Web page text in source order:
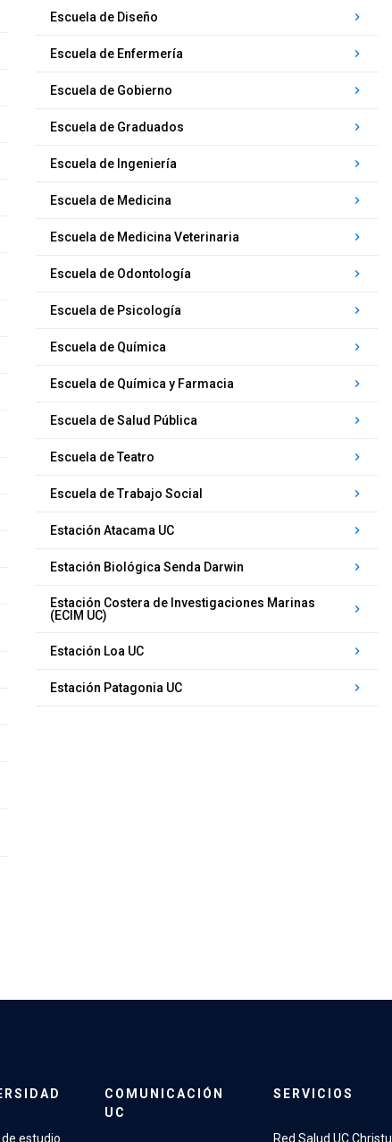
Escuela de Diseño keyboard_arrow_right
Escuela de Enfermería keyboard_arrow_right
Escuela de Gobierno keyboard_arrow_right
Escuela de Graduados keyboard_arrow_right
Escuela de Ingeniería keyboard_arrow_right
Escuela de Medicina keyboard_arrow_right
Escuela de Medicina Veterinaria keyboard_arrow_right
Escuela de Odontología keyboard_arrow_right
Escuela de Psicología keyboard_arrow_right
Escuela de Química keyboard_arrow_right
Escuela de Química y Farmacia keyboard_arrow_right
Escuela de Salud Pública keyboard_arrow_right
Escuela de Teatro keyboard_arrow_right
Escuela de Trabajo Social keyboard_arrow_right
Estación Atacama UC keyboard_arrow_right
Estación Biológica Senda Darwin keyboard_arrow_right
Estación Costera de Investigaciones Marinas
(ECIM UC)
keyboard_arrow_right
Estación Loa UC keyboard_arrow_right
Estación Patagonia UC keyboard_arrow_right
estudio
COMUNICACIÓN
UC
SERVICIOS
Red Salud UC